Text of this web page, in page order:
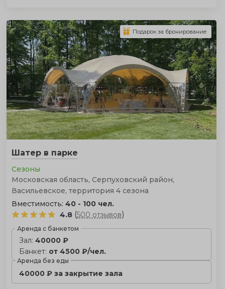
Шатер в парке
Сезоны
Московская область, Серпуховский район,
Васильевское, территория 4 сезона
Вместимость: 40 - 100 чел.
4.8 (500 отзывов)
Аренда с банкетом
Зал: 40000 ₽
Банкет: от 4500 ₽/чел.
Аренда без еды
40000 ₽ за закрытие зала
Подарок за бронирование